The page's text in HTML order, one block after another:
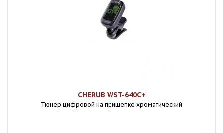
CHERUB WST-640C+
Тюнер цифровой на прищепке хроматический